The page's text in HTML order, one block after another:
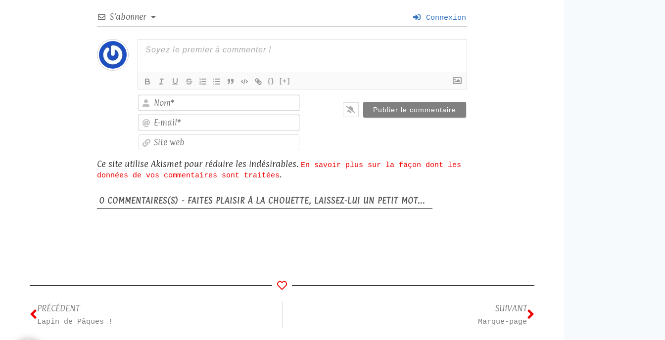
S’abonner Connexion
{} [+]
Nom*
E-
mail*
web
Ce site utilise Akismet pour réduire les indésirables. En savoir plus sur la façon dont les
données de vos commentaires sont traitées.
0 COMMENTAIRES(S) - FAITES PLAISIR À LA CHOUETTE, LAISSEZ-LUI UN PETIT MOT...
PRÉCÉDENT
Lapin de Pâques !
SUIVANT
Marque-page